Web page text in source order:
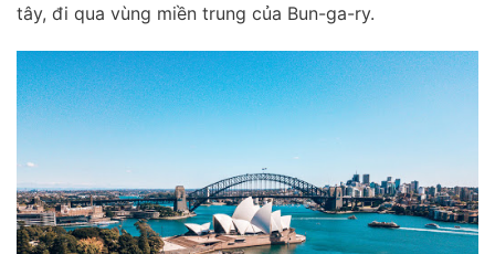
tây, đi qua vùng miền trung của Bun-ga-ry.